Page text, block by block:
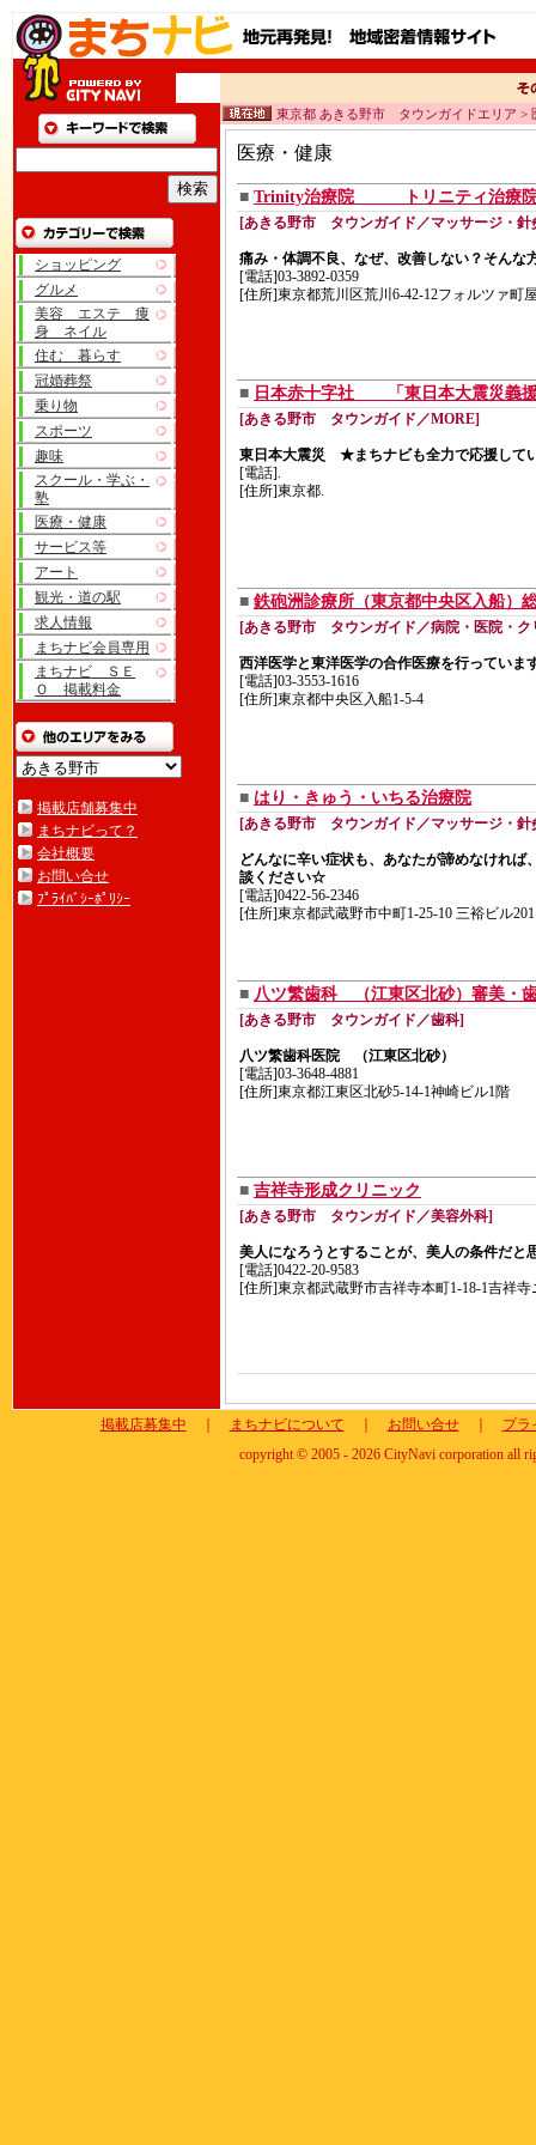
ショッピング
グルメ
美容 エステ 痩
身 ネイル
住む 暮らす
冠婚葬祭
乗り物
スポーツ
趣味
スクール・学ぶ・
塾
医療・健康
サービス等
アート
観光・道の駅
求人情報
まちナビ会員専用
まちナビ ＳＥ
Ｏ 掲載料金
掲載店舗募集中
まちナビって？
会社概要
お問い合せ
ﾌﾟﾗｲﾊﾞｼｰﾎﾟﾘｼｰ
東京都 あきる野市 タウンガイドエリア >
医療・健康
■ Trinity治療院 トリニティ治
[あきる野市 タウンガイド／マッサージ・針
痛み・体調不良、なぜ、改善しない？そんな
[電話]03-3892-0359
[住所]東京都荒川区荒川6-42-12フォルツァ町
■ 日本赤十字社 「東日本大震災義援
[あきる野市 タウンガイド／MORE]
東日本大震災 ★まちナビも全力で応援して
[電話].
[住所]東京都.
■ 鉄砲洲診療所（東京都中央区入船
[あきる野市 タウンガイド／病院・医院・ク
西洋医学と東洋医学の合作医療を行っていま
[電話]03-3553-1616
[住所]東京都中央区入船1-5-4
■ はり・きゅう・いちる治療院
[あきる野市 タウンガイド／マッサージ・針
どんなに辛い症状も、あなたが諦めなければ
談ください☆
[電話]0422-56-2346
[住所]東京都武蔵野市中町1-25-10 三裕ビル201
■ 八ツ繁歯科 （江東区北砂）審美・
[あきる野市 タウンガイド／歯科]
八ツ繁歯科医院 （江東区北砂）
[電話]03-3648-4881
[住所]東京都江東区北砂5-14-1神崎ビル1階
■ 吉祥寺形成クリニック
[あきる野市 タウンガイド／美容外科]
美人になろうとすることが、美人の条件だと
[電話]0422-20-9583
[住所]東京都武蔵野市吉祥寺本町1-18-1吉祥
掲載店募集中 まちナビについて お問い合せ｜
プラ
copyright © 2005 - 2026 CityNavi corporation all